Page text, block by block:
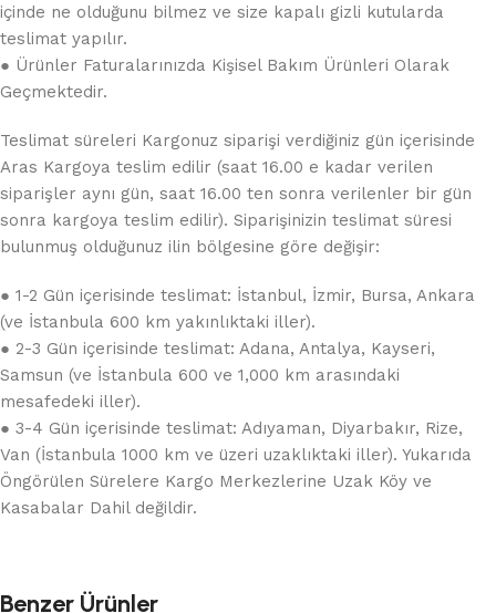
içinde ne olduğunu bilmez ve size kapalı gizli kutularda
teslimat yapılır.
● Ürünler Faturalarınızda Kişisel Bakım Ürünleri Olarak
Geçmektedir.
Teslimat süreleri Kargonuz siparişi verdiğiniz gün içerisinde
Aras Kargoya teslim edilir (saat 16.00 e kadar verilen
siparişler aynı gün, saat 16.00 ten sonra verilenler bir gün
sonra kargoya teslim edilir). Siparişinizin teslimat süresi
bulunmuş olduğunuz ilin bölgesine göre değişir:
● 1-2 Gün içerisinde teslimat: İstanbul, İzmir, Bursa, Ankara
(ve İstanbula 600 km yakınlıktaki iller).
● 2-3 Gün içerisinde teslimat: Adana, Antalya, Kayseri,
Samsun (ve İstanbula 600 ve 1,000 km arasındaki
mesafedeki iller).
● 3-4 Gün içerisinde teslimat: Adıyaman, Diyarbakır, Rize,
Van (İstanbula 1000 km ve üzeri uzaklıktaki iller). Yukarıda
Öngörülen Sürelere Kargo Merkezlerine Uzak Köy ve
Kasabalar Dahil değildir.
Benzer Ürünler